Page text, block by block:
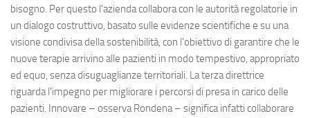
bisogno. Per questo l'azienda collabora con le autorità regolatorie in
un dialogo costruttivo, basato sulle evidenze scientifiche e su una
visione condivisa della sostenibilità, con l'obiettivo di garantire che le
nuove terapie arrivino alle pazienti in modo tempestivo, appropriato
ed equo, senza disuguaglianze territoriali. La terza direttrice
riguarda l'impegno per migliorare i percorsi di presa in carico delle
pazienti. Innovare – osserva Rondena – significa infatti collaborare